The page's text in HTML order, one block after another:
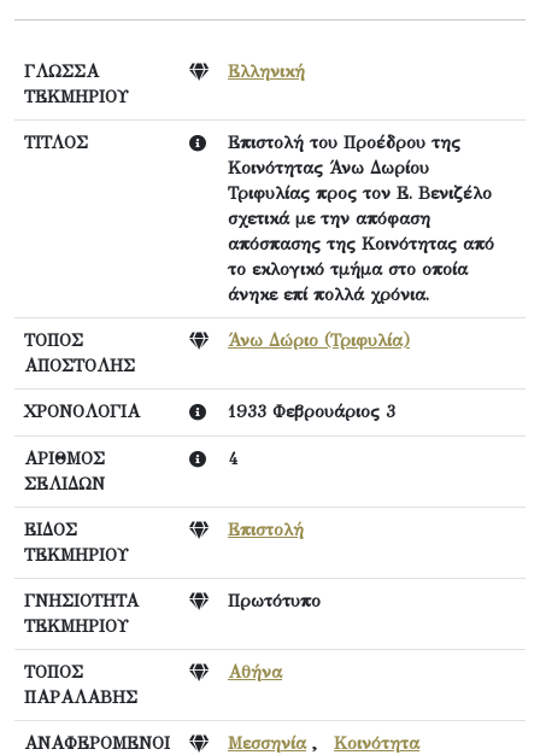
ΓΛΩΣΣΑ
ΤΕΚΜΗΡΙΟΥ
Ελληνική
ΤΙΤΛΟΣ
Επιστολή του Προέδρου της
Κοινότητας Άνω Δωρίου
Τριφυλίας προς τον Ε. Βενιζέλο
σχετικά με την απόφαση
απόσπασης της Κοινότητας από
το εκλογικό τμήμα στο οποία
άνηκε επί πολλά χρόνια.
ΤΟΠΟΣ
ΑΠΟΣΤΟΛΗΣ
Άνω Δώριο (Τριφυλία)
ΧΡΟΝΟΛΟΓΙΑ 1933 Φεβρουάριος 3
ΑΡΙΘΜΟΣ
ΣΕΛΙΔΩΝ
4
ΕΙΔΟΣ
ΤΕΚΜΗΡΙΟΥ
Επιστολή
ΓΝΗΣΙΟΤΗΤΑ
ΤΕΚΜΗΡΙΟΥ
Πρωτότυπο
ΤΟΠΟΣ
ΠΑΡΑΛΑΒΗΣ
Αθήνα
ΑΝΑΦΕΡΟΜΕΝΟΙ
Μεσσηνία, Κοινότητα